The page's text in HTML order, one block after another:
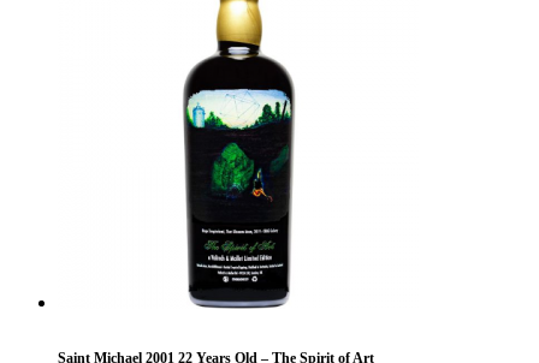
Saint Michael 2001 22 Years Old – The Spirit of Art